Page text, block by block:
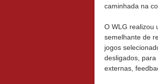
caminhada na
O WLG realizou
semelhante de
jogos
desligados,
externas,